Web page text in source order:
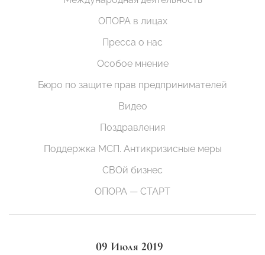
ОПОРА в лицах
Пресса о нас
Особое мнение
Бюро по защите прав предпринимателей
Видео
Поздравления
Поддержка МСП. Антикризисные меры
СВОй бизнес
ОПОРА — СТАРТ
09 Июля 2019